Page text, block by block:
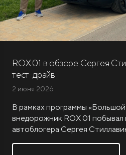
ROX ADAMAS
от 9 300 000 ₽*
ROX 01 в обзоре Сергея
тест-драйв
2 июня 2026
В рамках программы
внедорожник ROX 01 побывал
автоблогера Сергея